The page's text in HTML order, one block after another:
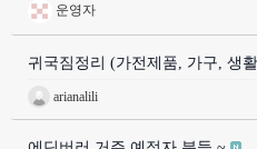
운영자
귀국짐정리 (가전제품, 가구, 생
arianalili